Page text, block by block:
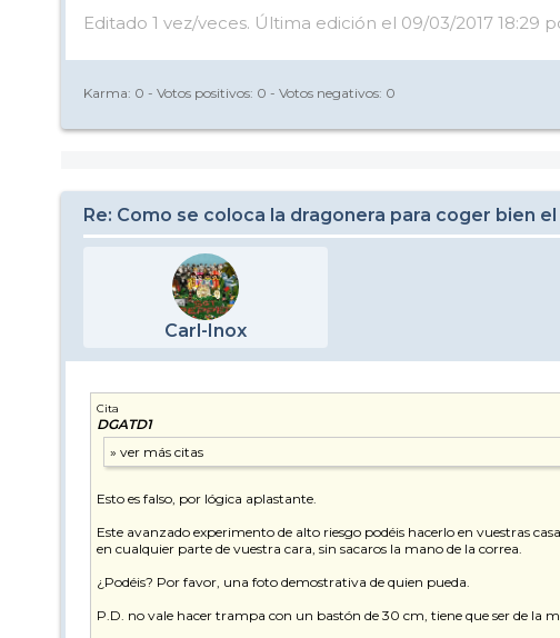
Editado 1 vez/veces. Última edición el 09/03/2017 18:29
Karma: 0 - Votos positivos: 0 - Votos negativos: 0
Re: Como se coloca la dragonera para coger bien
Carl-Inox
Cita
DGATD1
Esto es falso, por lógica aplastante.
Este avanzado experimento de alto riesgo podéis hacerlo en vuestras
en cualquier parte de vuestra cara, sin sacaros la mano de la correa.
¿Podéis? Por favor, una foto demostrativa de quien pueda.
P.D. no vale hacer trampa con un bastón de 30 cm, tiene que ser de la